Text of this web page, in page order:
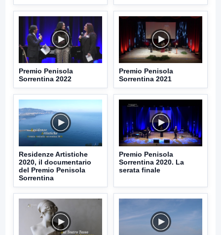
Premio Penisola
Sorrentina 2022
Premio Penisola
Sorrentina 2021
Residenze Artistiche
2020, il documentario
del Premio Penisola
Sorrentina
Premio Penisola
Sorrentina 2020. La
serata finale